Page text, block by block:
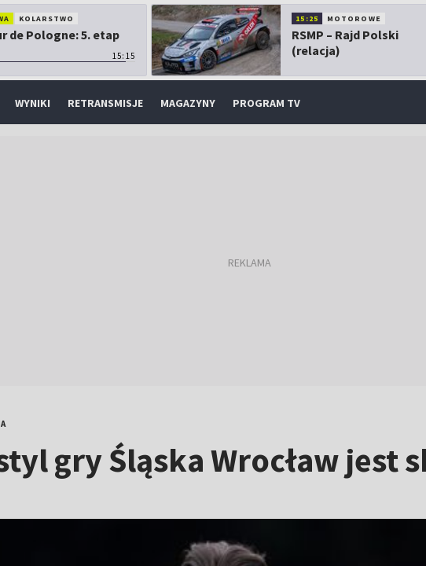
KOLARSTWO
de Pologne: 5. etap
15:15
15:25 MOTOROWE
RSMP – Rajd Polski
(relacja)
WYNIKI RETRANSMISJE MAGAZYNY PROGRAM TV
gry Śląska Wrocław jest